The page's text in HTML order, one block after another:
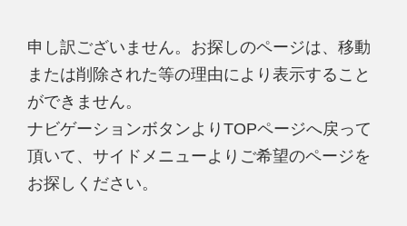
申し訳ございません。お探しのページは、移動
または削除された等の理由により表示すること
ができません。
ナビゲーションボタンよりTOPページへ戻って
頂いて、サイドメニューよりご希望のページを
お探しください。